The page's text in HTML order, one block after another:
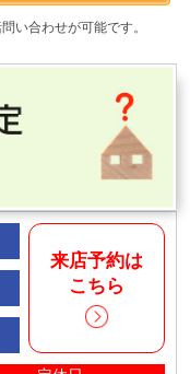
い合わせが可能です。
来店予約は
こちら